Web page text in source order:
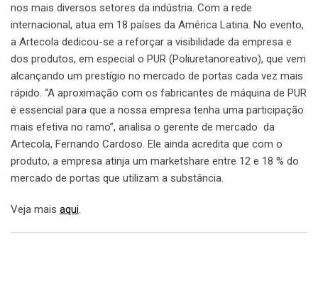
nos mais diversos setores da indústria. Com a rede
internacional, atua em 18 países da América Latina. No evento,
a Artecola dedicou-se a reforçar a visibilidade da empresa e
dos produtos, em especial o PUR (Poliuretanoreativo), que vem
alcançando um prestígio no mercado de portas cada vez mais
rápido. “A aproximação com os fabricantes de máquina de PUR
é essencial para que a nossa empresa tenha uma participação
mais efetiva no ramo”, analisa o gerente de mercado da
Artecola, Fernando Cardoso. Ele ainda acredita que com o
produto, a empresa atinja um marketshare entre 12 e 18 % do
mercado de portas que utilizam a substância.
Veja mais aqui.